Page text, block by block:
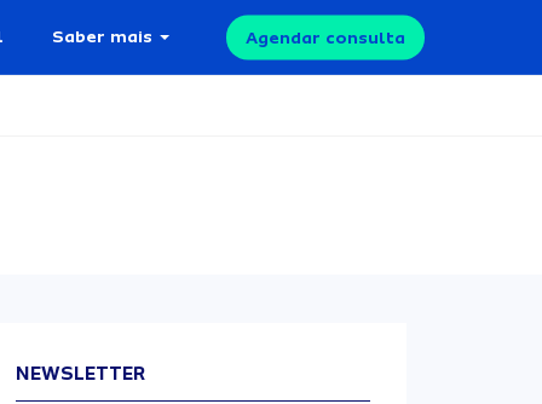
Saber mais Agendar consulta
NEWSLETTER